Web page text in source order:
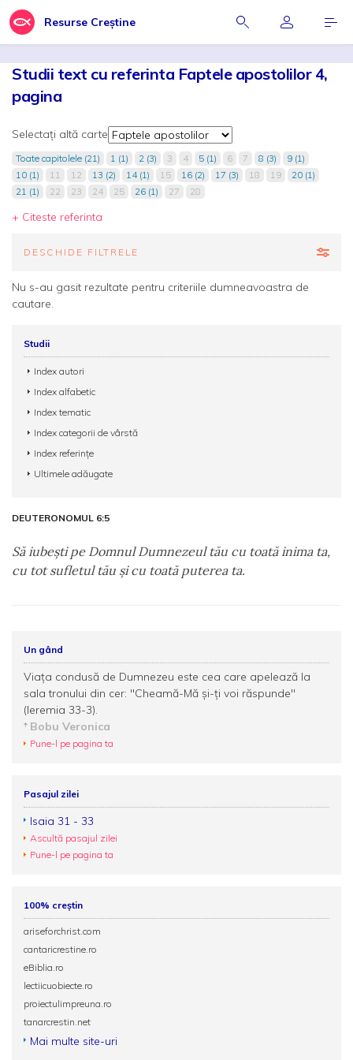
Resurse Creștine
Studii text cu referinta Faptele apostolilor 4,
pagina
Selectați altă carte
Toate capitolele (21) 1 (1) 2 (3) 3 4 5 (1) 6 7 8 (3)
9 (1)
10 (1)
11 12 13 (2) 14 (1) 15 16 (2) 17 (3) 18 19
20 (1)
21 (1)
22 23 24 25 26 (1) 27 28
+ Citeste referinta
DESCHIDE FILTRELE
Nu s-au gasit rezultate pentru criteriile dumneavoastra de
cautare.
Studii
Index autori
Index alfabetic
Index tematic
Index categorii de vârstă
Index referințe
Ultimele adăugate
DEUTERONOMUL 6:5
Să iubeşti pe Domnul Dumnezeul tău cu toată inima ta,
cu tot sufletul tău şi cu toată puterea ta.
Un gând
Viața condusă de Dumnezeu este cea care apelează la
sala tronului din cer: "Cheamă-Mă şi-ți voi răspunde"
(Ieremia 33-3).
Bobu Veronica
Pune-l pe pagina ta
Pasajul zilei
Isaia 31 - 33
Ascultă pasajul zilei
Pune-l pe pagina ta
100% creștin
ariseforchrist.com
cantaricrestine.ro
eBiblia.ro
lectiicuobiecte.ro
proiectulimpreuna.ro
tanarcrestin.net
Mai multe site-uri